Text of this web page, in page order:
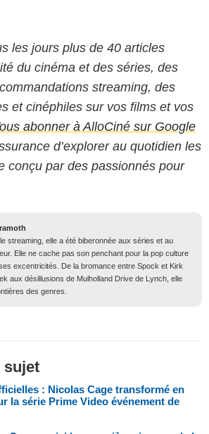
les jours plus de 40 articles
du cinéma et des séries, des
streaming, des
et cinéphiles sur vos films et vos
abonner à AlloCiné sur Google
d’explorer au quotidien les
conçu par des passionnés pour
streaming, elle a été biberonnée aux séries et au
Elle ne cache pas son penchant pour la pop culture
excentricités. De la bromance entre Spock et Kirk
aux désillusions de Mulholland Drive de Lynch, elle
des genres.
sujet
: Nicolas Cage transformé en
la série Prime Video événement de